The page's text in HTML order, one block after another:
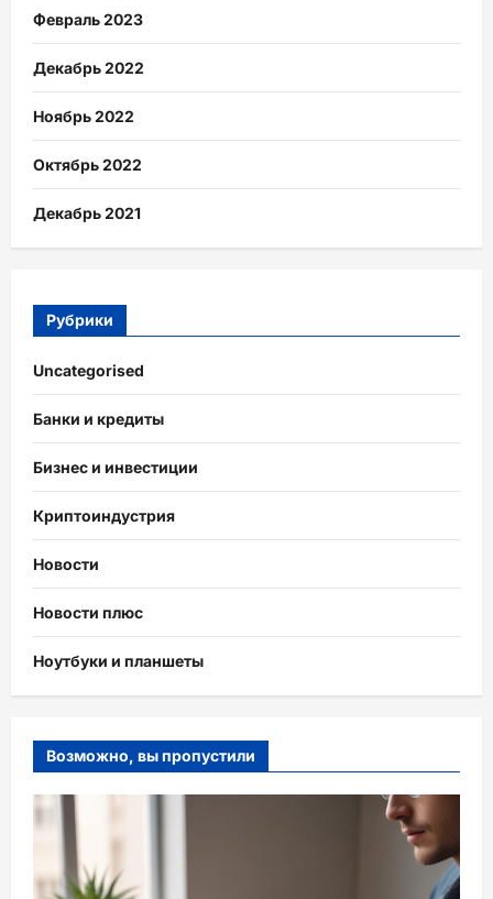
Февраль 2023
Декабрь 2022
Ноябрь 2022
Октябрь 2022
Декабрь 2021
Рубрики
Uncategorised
Банки и кредиты
Бизнес и инвестиции
Криптоиндустрия
Новости
Новости плюс
Ноутбуки и планшеты
Возможно, вы пропустили